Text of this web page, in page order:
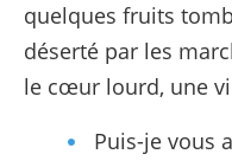
quelques fruits
déserté par les
le cœur lourd, une
Puis-je vous